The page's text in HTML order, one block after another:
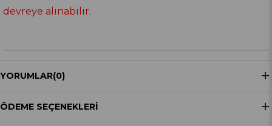
devreye alınabilir.
YORUMLAR(0)
ÖDEME SEÇENEKLERI